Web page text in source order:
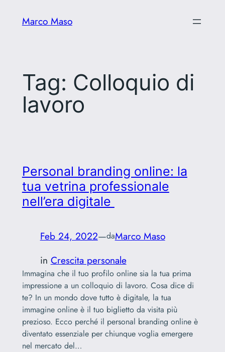
Marco Maso
Tag: Colloquio di
lavoro
Personal branding online: la
tua vetrina professionale
nell’era digitale
Feb 24, 2022—daMarco Maso
in Crescita personale
Immagina che il tuo profilo online sia la tua prima
impressione a un colloquio di lavoro. Cosa dice di
te? In un mondo dove tutto è digitale, la tua
immagine online è il tuo biglietto da visita più
prezioso. Ecco perché il personal branding online è
diventato essenziale per chiunque voglia emergere
nel mercato del…